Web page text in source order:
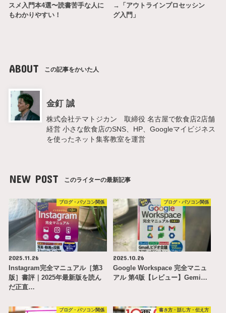
スメ入門本4選〜読書苦手な人に
もわかりやすい！
→「アウトラインプロセッシン
グ入門」
ABOUT この記事をかいた人
金釘 誠
株式会社テマトジカン 取締役 名古屋で飲食店2店舗
経営 小さな飲食店のSNS、HP、Googleマイビジネス
を使ったネット集客教室を運営
NEW POST このライターの最新記事
ブログ・パソコン関係
2025.11.26
Instagram完全マニュアル［第3
版］書評｜2025年最新版を読ん
だ正直…
ブログ・パソコン関係
2025.10.26
Google Workspace 完全マニュ
アル 第4版【レビュー】Gemi…
ブログ・パソコン関係 書き方・話し方・伝え方